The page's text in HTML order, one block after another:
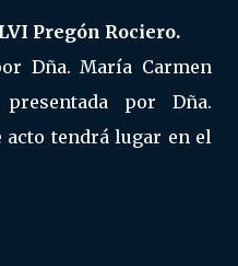
Pregón Rociero.
Dña. María Carmen
por Dña.
acto tendrá lugar en el